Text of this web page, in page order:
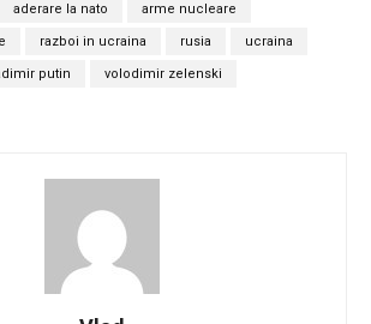
aderare la nato arme nucleare
razboi in ucraina rusia ucraina
putin volodimir zelenski